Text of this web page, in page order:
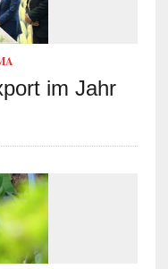
im Jahr